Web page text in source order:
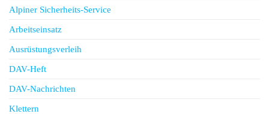
Alpiner Sicherheits-Service
Arbeitseinsatz
Ausrüstungsverleih
DAV-Heft
DAV-Nachrichten
Klettern